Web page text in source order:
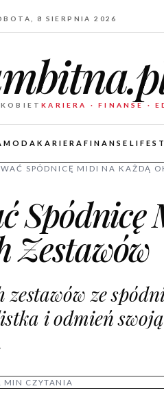
8 SIERPNIA 2026
KARIERA · FINANSE ·
MODAKARIERA FINANSE
SPÓDNICĘ MIDI NA KAŻDĄ
Spódnicę
Zestawów
ze
i odmień
MIN CZYTANIA